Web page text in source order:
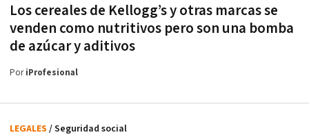
Los cereales de Kellogg’s y otras marcas se
venden como nutritivos pero son una bomba
de azúcar y aditivos
PoriProfesional
LEGALES / Seguridad social